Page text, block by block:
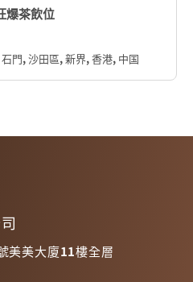
爆茶飲位
門, 沙田區, 新界, 香港, 中国
美美大廈11樓全層